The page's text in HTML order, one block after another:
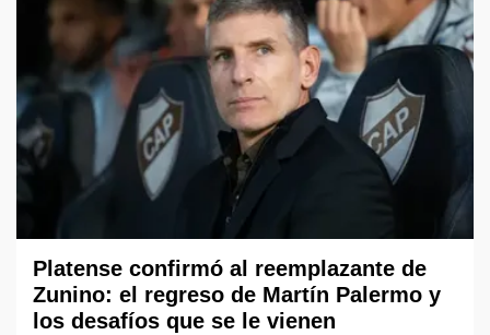
Platense confirmó al reemplazante de
Zunino: el regreso de Martín Palermo y
los desafíos que se le vienen